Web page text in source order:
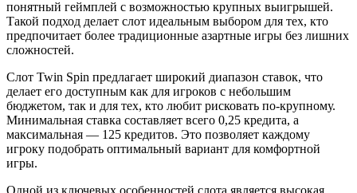
понятный геймплей с возможностью крупных выигрышей.
Такой подход делает слот идеальным выбором для тех, кто
предпочитает более традиционные азартные игры без лишних
сложностей.
Слот Twin Spin предлагает широкий диапазон ставок, что
делает его доступным как для игроков с небольшим
бюджетом, так и для тех, кто любит рисковать по-крупному.
Минимальная ставка составляет всего 0,25 кредита, а
максимальная — 125 кредитов. Это позволяет каждому
игроку подобрать оптимальный вариант для комфортной
игры.
Одной из ключевых особенностей слота является высокая